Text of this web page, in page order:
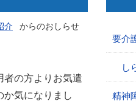
介 からのおしらせ
の方よりお気遣
気になりまし
要介
し
精神